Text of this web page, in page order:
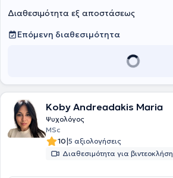
Διαθεσιμότητα εξ αποστάσεως
Επόμενη διαθεσιμότητα
Koby Andreadakis Maria
Ψυχολόγος
MSc
10|5 αξιολογήσεις
Διαθεσιμότητα για βιντεοκλήση